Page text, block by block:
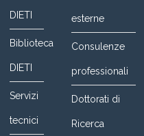
DIETI
Biblioteca
DIETI
Servizi
tecnici
esterne
Consulenze
professionali
Dottorati di
Ricerca